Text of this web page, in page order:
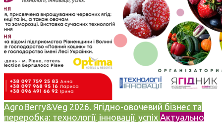
AgroBerry&Veg 2026. Ягідно-овочевий бізнес та
переробка: технології, інновації, успіх Актуально